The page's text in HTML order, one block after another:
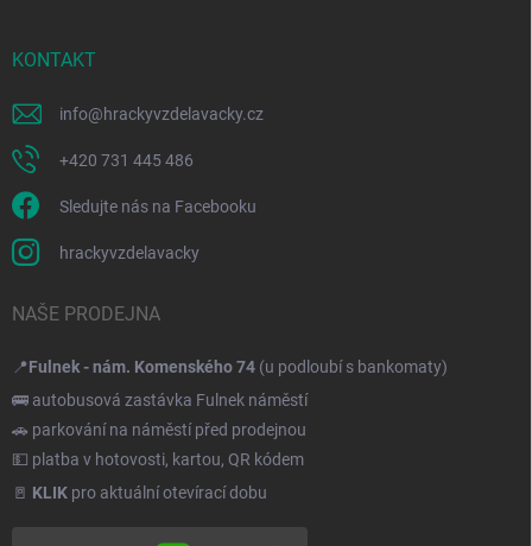
KONTAKT
info@hrackyvzdelavacky.cz
+420 731 445 486
Sledujte nás na Facebooku
hrackyvzdelavacky
NAŠE PRODEJNA
📍Fulnek - nám. Komenského 74 (u podloubí s bankomaty)
🚌 autobusová zastávka Fulnek náměstí
🚗 parkování na náměstí před prodejnou
💵 platba v hotovosti, kartou, QR kódem
🚪 KLIK pro aktuální otevírací dobu